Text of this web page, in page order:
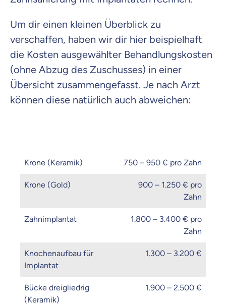
Um dir einen kleinen Überblick zu
verschaffen, haben wir dir hier beispielhaft
die Kosten ausgewählter Behandlungskosten
(ohne Abzug des Zuschusses) in einer
Übersicht zusammengefasst. Je nach Arzt
können diese natürlich auch abweichen:
Krone (Keramik) 750 – 950 € pro Zahn
Krone (Gold)
900 – 1.250 € pro
Zahn
Zahnimplantat
1.800 – 3.400 € pro
Zahn
Knochenaufbau für
Implantat
1.300 – 3.200 €
Bücke dreigliedrig
(Keramik)
1.900 – 2.500 €